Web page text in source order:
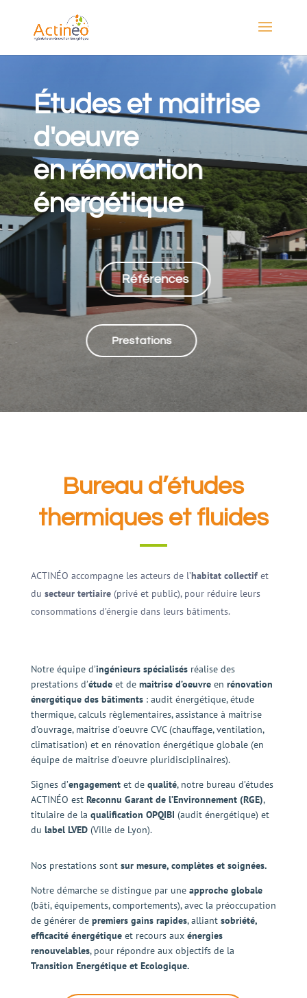
Références
Prestations
Bureau d’études
thermiques et fluides
ACTINÉO accompagne les acteurs de l’habitat collectifet
du secteur tertiaire(privé et public), pour réduire leurs
consommations d’énergie dans leurs bâtiments.
Notre équipe d’ingénieurs spécialisésréalise des
prestations d’étudeet de maitrise d’oeuvreen rénovation
énergétique des bâtiments: audit énergétique, étude
thermique, calculs règlementaires, assistance à maitrise
d’ouvrage, maitrise d’oeuvre CVC (chauffage, ventilation,
climatisation) et en rénovation énergétique globale (en
équipe de maitrise d’oeuvre pluridisciplinaires).
Signes d’engagementet de qualité, notre bureau d’études
ACTINÉO est Reconnu Garant de l’Environnement (RGE),
titulaire de la qualification OPQIBI (audit énergétique) et
du label LVED(Ville de Lyon).
Nos prestations sont sur mesure, complètes et soignées.
Notre démarche se distingue par uneapproche globale
(bâti, équipements, comportements), avec la préoccupation
de générer de premiers gains rapides, alliant sobriété,
efficacité énergétiqueet recours aux énergies
renouvelables, pour répondre aux objectifs de la
Transition Energétique et Ecologique.